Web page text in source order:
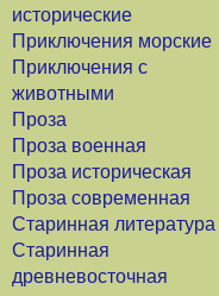
исторические
Приключения морские
Приключения с
животными
Проза
Проза военная
Проза историческая
Проза современная
Старинная литература
Старинная
древневосточная